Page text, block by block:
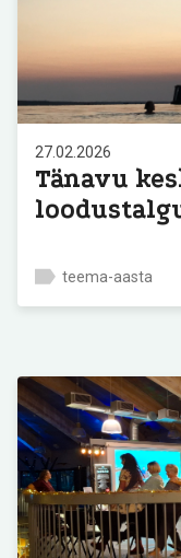
27.02.2026
Tänavu
teema-aasta